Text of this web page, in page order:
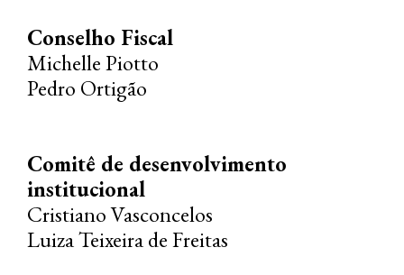
Conselho Fiscal
Michelle Piotto
Pedro Ortigão
Comitê de desenvolvimento
institucional
Cristiano Vasconcelos
Luiza Teixeira de Freitas